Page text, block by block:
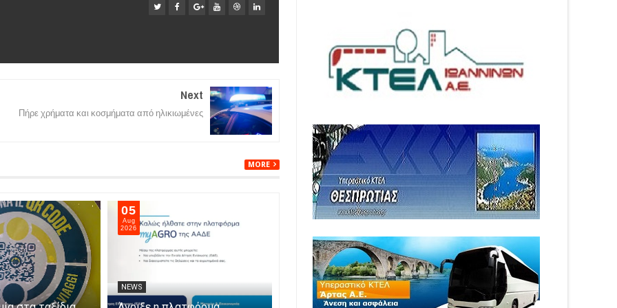
Next
Πήρε χρήματα και κοσμήματα από ηλικιωμένες
MORE
05
Aug
2026
NEWS
04
Aug
NEWS